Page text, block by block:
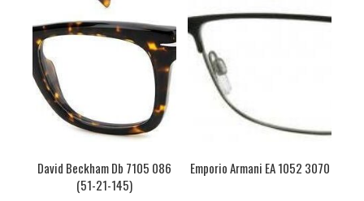
David Beckham Db 7105 086
(51-21-145)
Emporio Armani EA 1052 3070